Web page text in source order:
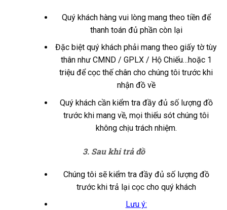
Quý khách hàng vui lòng mang theo tiền để
thanh toán đủ phần còn lại
Đặc biệt quý khách phải mang theo giấy tờ tùy
thân như CMND / GPLX / Hộ Chiếu…hoặc 1
triệu để cọc thế chân cho chúng tôi trước khi
nhận đồ về
Quý khách cần kiểm tra đầy đủ số lượng đồ
trước khi mang về, mọi thiếu sót chúng tôi
không chịu trách nhiệm.
3. Sau khi trả đồ
Chúng tôi sẽ kiểm tra đầy đủ số lượng đồ
trước khi trả lại cọc cho quý khách
Lưu ý: